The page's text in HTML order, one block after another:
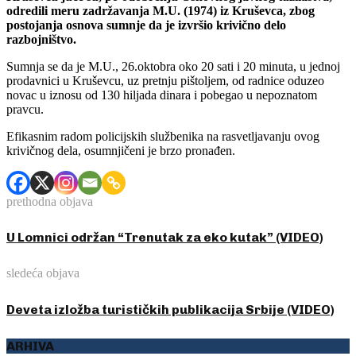
odredili meru zadržavanja M.U. (1974) iz Kruševca, zbog
postojanja osnova sumnje da je izvršio krivično delo
razbojništvo.
Sumnja se da je M.U., 26.oktobra oko 20 sati i 20 minuta, u jednoj
prodavnici u Kruševcu, uz pretnju pištoljem, od radnice oduzeo
novac u iznosu od 130 hiljada dinara i pobegao u nepoznatom
pravcu.
Efikasnim radom policijskih službenika na rasvetljavanju ovog
krivičnog dela, osumnjičeni je brzo pronađen.
prethodna objava
U Lomnici održan “Trenutak za eko kutak” (VIDEO)
sledeća objava
Deveta izložba turističkih publikacija Srbije (VIDEO)
ARHIVA